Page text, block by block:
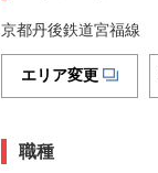
京都丹後鉄道宮福線
エリア変更
職種